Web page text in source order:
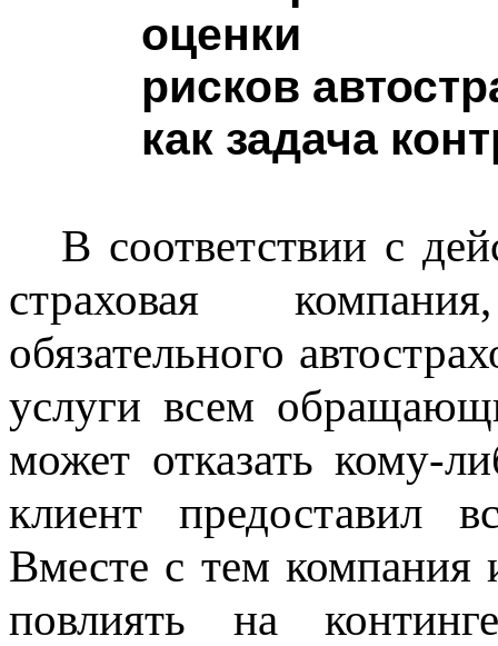
оценки
рисков
как задача
В соответствии с
страховая
обязательного
услуги всем
может отказать кому-
клиент предоставил
Вместе с тем компания
повлиять на